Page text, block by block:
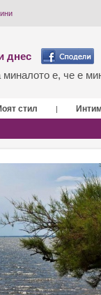
днес
миналото е, че е
стил |